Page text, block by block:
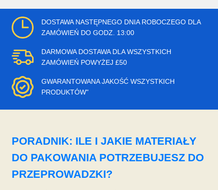
DOSTAWA NASTĘPNEGO DNIA ROBOCZEGO DLA
ZAMÓWIEŃ DO GODZ. 13:00
DARMOWA DOSTAWA DLA WSZYSTKICH
ZAMÓWIEŃ POWYŻEJ £50
GWARANTOWANA JAKOŚĆ WSZYSTKICH
PRODUKTÓW"
PORADNIK: ILE I JAKIE MATERIAŁY
DO PAKOWANIA POTRZEBUJESZ DO
PRZEPROWADZKI?